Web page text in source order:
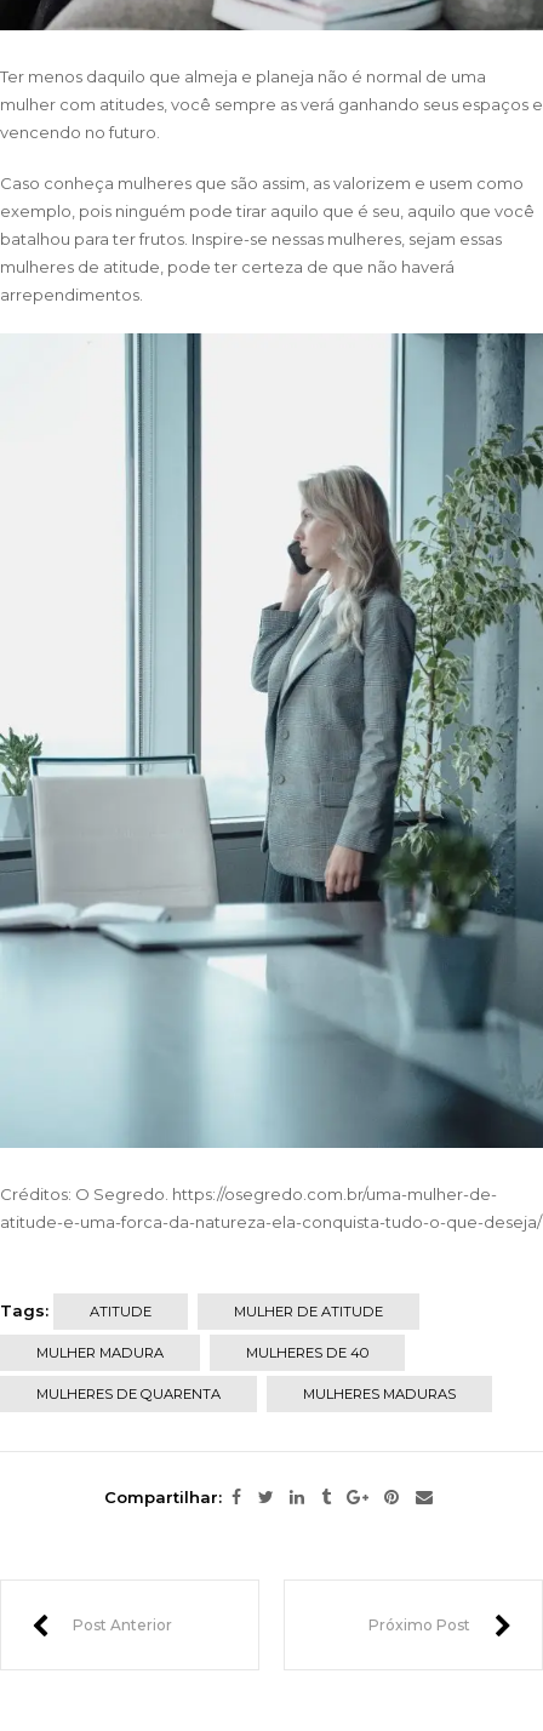
Ter menos daquilo que almeja e planeja não é normal de uma
mulher com atitudes, você sempre as verá ganhando seus espaços e
vencendo no futuro.
Caso conheça mulheres que são assim, as valorizem e usem como
exemplo, pois ninguém pode tirar aquilo que é seu, aquilo que você
batalhou para ter frutos. Inspire-se nessas mulheres, sejam essas
mulheres de atitude, pode ter certeza de que não haverá
arrependimentos.
Créditos: O Segredo. https://osegredo.com.br/uma-mulher-de-
atitude-e-uma-forca-da-natureza-ela-conquista-tudo-o-que-deseja/
Tags: ATITUDE MULHER DE ATITUDE
MULHER MADURA MULHERES DE 40
MULHERES DE QUARENTA MULHERES MADURAS
Compartilhar:
Post Anterior Próximo Post